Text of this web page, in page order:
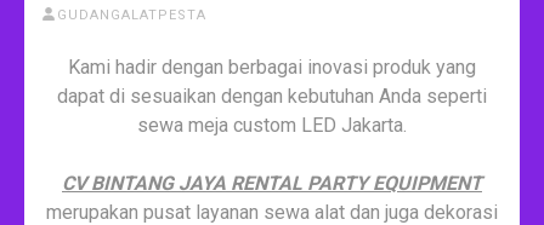
GUDANGALATPESTA
Kami hadir dengan berbagai inovasi produk yang
dapat di sesuaikan dengan kebutuhan Anda seperti
sewa meja custom LED Jakarta.
CV BINTANG JAYA RENTAL PARTY EQUIPMENT
merupakan pusat layanan sewa alat dan juga dekorasi